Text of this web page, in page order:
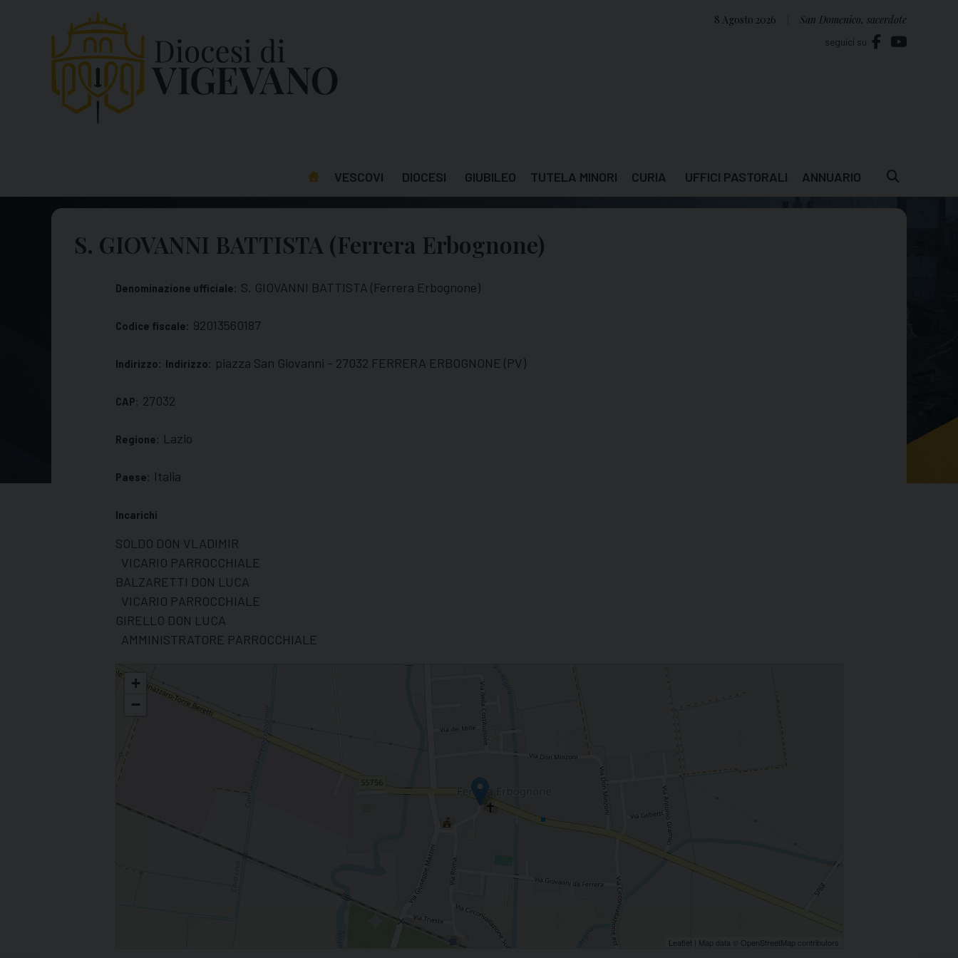
8 Agosto 2026 San Domenico, sacerdote
seguici su
VESCOVI DIOCESI GIUBILEO TUTELA MINORI CURIA UFFICI PASTORALI ANNUARIO
S. GIOVANNI BATTISTA (Ferrera Erbognone)
Denominazione ufficiale: S. GIOVANNI BATTISTA (Ferrera Erbognone)
Codice fiscale: 92013560187
Indirizzo: Indirizzo: piazza San Giovanni - 27032 FERRERA ERBOGNONE (PV)
CAP: 27032
Regione: Lazio
Paese: Italia
Incarichi
SOLDO DON VLADIMIR
VICARIO PARROCCHIALE
BALZARETTI DON LUCA
VICARIO PARROCCHIALE
GIRELLO DON LUCA
AMMINISTRATORE PARROCCHIALE
S. GIOVANNI BATTISTA (Ferrera Erbognone)
+
−
Leaflet | Map data © OpenStreetMap contributors